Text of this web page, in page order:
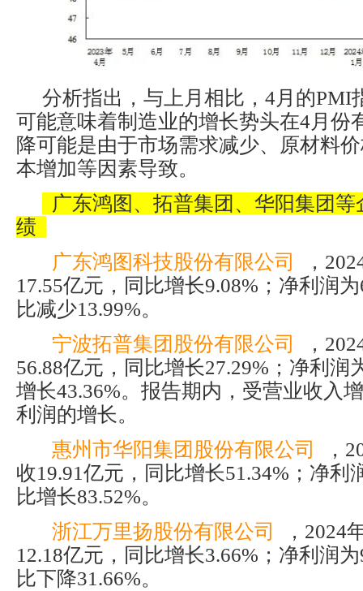
分析指出，与上月相比，4月的PMI
可能意味着制造业的增长势头在4月份
降可能是由于市场需求减少、原材料
本增加等因素导致。
广东鸿图、拓普集团、华阳集团
绩
广东鸿图科技股份有限公司
，
17.55亿元，同比增长9.08%；净利润
比减少13.99%。
宁波拓普集团股份有限公司
，
56.88亿元，同比增长27.29%；净利润
增长43.36%。报告期内，受营业收入
利润的增长。
惠州市华阳集团股份有限公司
，
收19.91亿元，同比增长51.34%；净利
比增长83.52%。
浙江万里扬股份有限公司
，2024
12.18亿元，同比增长3.66%；净利润
比下降31.66%。